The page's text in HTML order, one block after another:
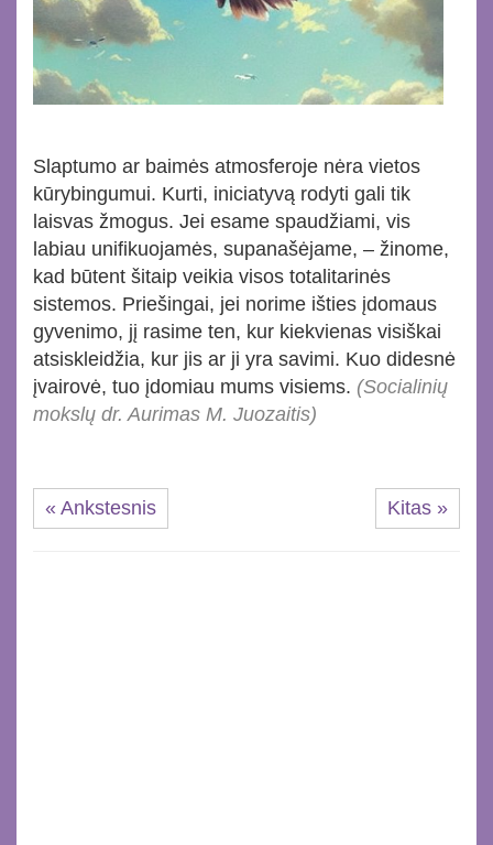
Slaptumo ar baimės atmosferoje nėra vietos
kūrybingumui. Kurti, iniciatyvą rodyti gali tik
laisvas žmogus. Jei esame spaudžiami, vis
labiau unifikuojamės, supanašėjame, – žinome,
kad būtent šitaip veikia visos totalitarinės
sistemos. Priešingai, jei norime išties įdomaus
gyvenimo, jį rasime ten, kur kiekvienas visiškai
atsiskleidžia, kur jis ar ji yra savimi. Kuo didesnė
įvairovė, tuo įdomiau mums visiems. (Socialinių
mokslų dr. Aurimas M. Juozaitis)
« Ankstesnis Kitas »